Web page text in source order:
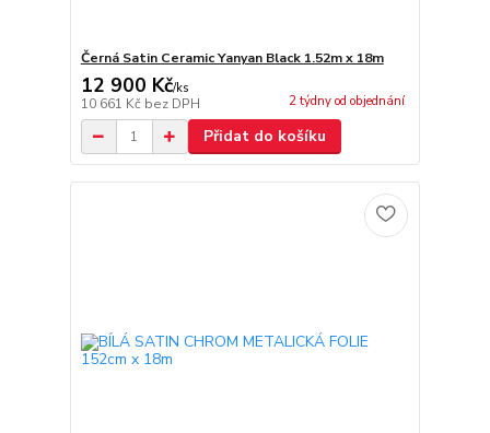
Černá Satin Ceramic Yanyan Black 1.52m x 18m
12 900 Kč/ks
10 661 Kč bez DPH 2 týdny od objednání
Přidat do košíku